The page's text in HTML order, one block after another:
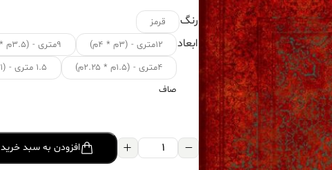
رنگ قرمز
ابعاد ۱۲متری - (۳م * ۴م) ۹متری - (۳.۵م * ۲.۵م)
۴متری - (۱.۵م * ۲.۲۵م)
۱.۵ متری - (۱م * ۱.۵م)
صاف
فرش
افزودن به سبد خرید